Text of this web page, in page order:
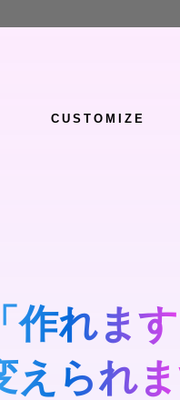
CUSTOMIZE
「作れます
えられま